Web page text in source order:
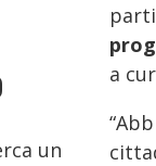
un
a